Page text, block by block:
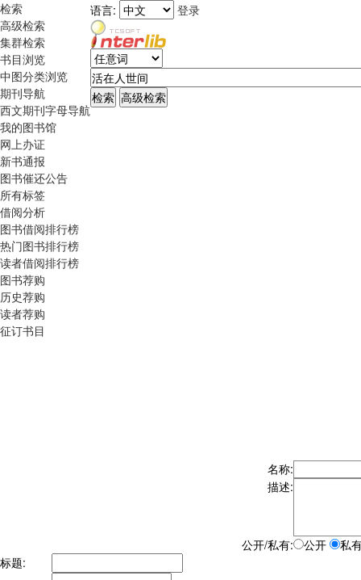
检索
高级检索
集群检索
书目浏览
中图分类浏览
期刊导航
西文期刊字母导航
我的图书馆
网上办证
新书通报
图书催还公告
所有标签
借阅分析
图书借阅排行榜
热门图书排行榜
读者借阅排行榜
图书荐购
历史荐购
读者荐购
征订书目
语言: 登录
名称:
描述:
公开/私有: 公开
私
标题: